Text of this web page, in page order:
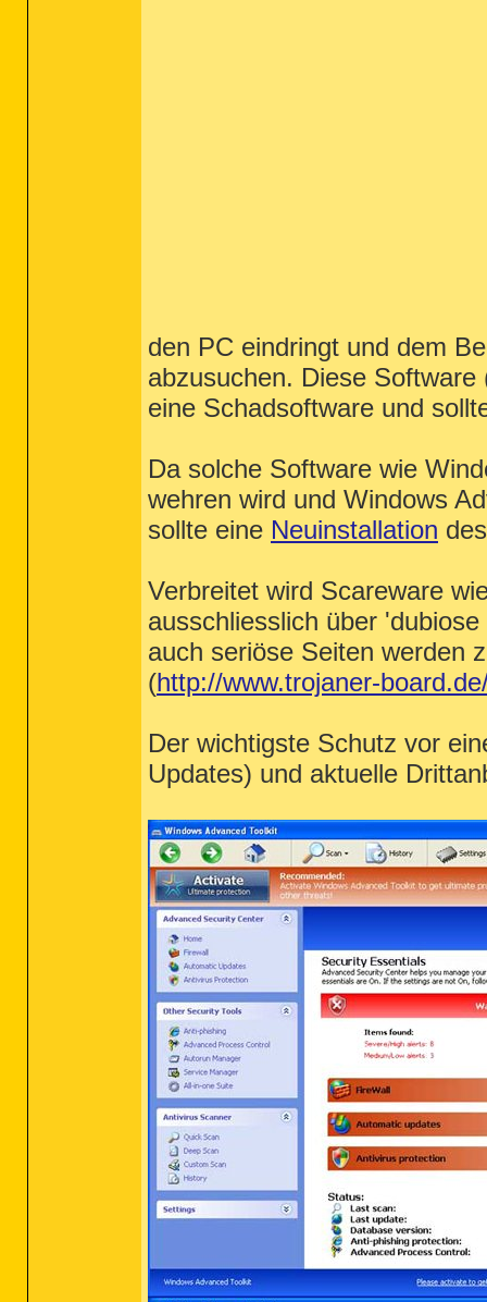
den PC eindringt und dem
abzusuchen. Diese
eine Schadsoftware und
Da solche Software wie
wehren wird und Windows
sollte eine Neuinstallation
Verbreitet wird Scareware
ausschliesslich über
auch seriöse Seiten werden
(http://www.trojaner-
Der wichtigste Schutz vor
Updates) und aktuelle